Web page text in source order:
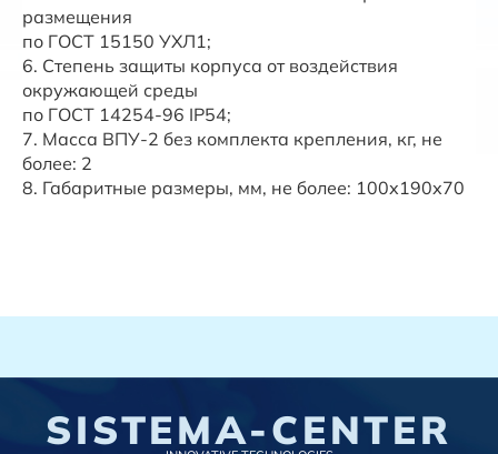
размещения
по ГОСТ 15150 УХЛ1;
6. Степень защиты корпуса от воздействия
окружающей среды
по ГОСТ 14254-96 IP54;
7. Масса ВПУ-2 без комплекта крепления, кг, не
более: 2
8. Габаритные размеры, мм, не более: 100х190х70
SISTEMA-CENTER